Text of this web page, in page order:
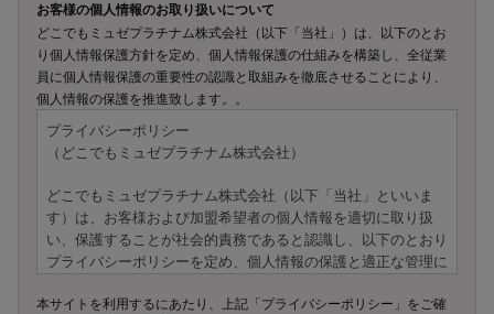
お客様の個人情報のお取り扱いについて
どこでもミュゼプラチナム株式会社（以下「当社」）は、以下のとお
り個人情報保護方針を定め、個人情報保護の仕組みを構築し、全従業
員に個人情報保護の重要性の認識と取組みを徹底させることにより、
個人情報の保護を推進致します。。
プライバシーポリシー
（どこでもミュゼプラチナム株式会社）
どこでもミュゼプラチナム株式会社（以下「当社」といいま
す）は、お客様および加盟希望者の個人情報を適切に取り扱
い、保護することが社会的責務であると認識し、以下のとおり
プライバシーポリシーを定め、個人情報の保護と適正な管理に
本サイトを利用するにあたり、上記「プライバシーポリシー」をご確